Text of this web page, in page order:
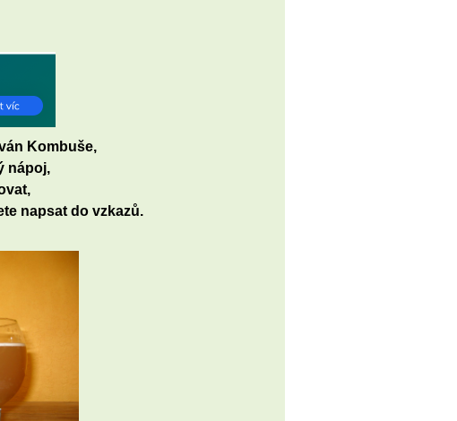
Kombuše,
napsat do vzkazů.